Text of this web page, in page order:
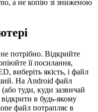
а не копію зі зниженою
потрібно. Відкрийте
її посилання,
виберіть якість, і файл
На Android файл
туди, куди зазвичай
в будь-якому
файл потрапляє в